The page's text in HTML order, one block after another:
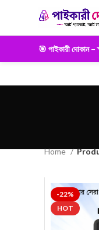
🎯 পাইকারী দোকান –
Home
-22%
HOT